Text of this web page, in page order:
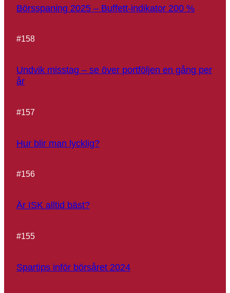
Börsspaning 2025 – Buffett-indikator 200 %
#158
Undvik misstag – se över portföljen en gång per
år
#157
Hur blir man lycklig?
#156
Är ISK alltid bäst?
#155
Spartips inför börsåret 2024